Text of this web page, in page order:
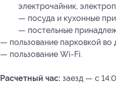
электрочайник,
— посуда и кухонные
— постельные
— пользование парковкой во
— пользование Wi-Fi.
Расчетный час: заезд — с